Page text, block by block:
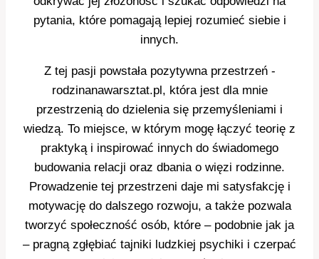
pytania, które pomagają lepiej rozumieć siebie i
innych.
Z tej pasji powstała pozytywna przestrzeń -
rodzinanawarsztat.pl, która jest dla mnie
przestrzenią do dzielenia się przemyśleniami i
wiedzą. To miejsce, w którym mogę łączyć teorię z
praktyką i inspirować innych do świadomego
budowania relacji oraz dbania o więzi rodzinne.
Prowadzenie tej przestrzeni daje mi satysfakcję i
motywację do dalszego rozwoju, a także pozwala
tworzyć społeczność osób, które – podobnie jak ja
– pragną zgłębiać tajniki ludzkiej psychiki i czerpać